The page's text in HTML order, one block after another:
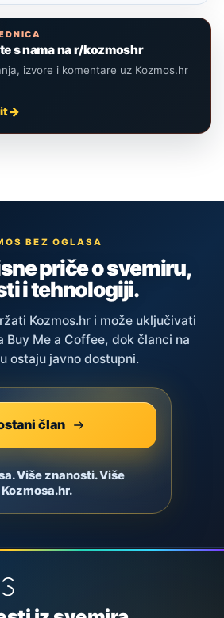
s nama na r/kozmoshr
izvore i komentare uz Kozmos.hr
BEZ OGLASA
priče o svemiru,
i tehnologiji.
Kozmos.hr i može uključivati
Buy Me a Coffee, dok članci na
ostaju javno dostupni.
član
Više znanosti. Više
Kozmosa.hr.